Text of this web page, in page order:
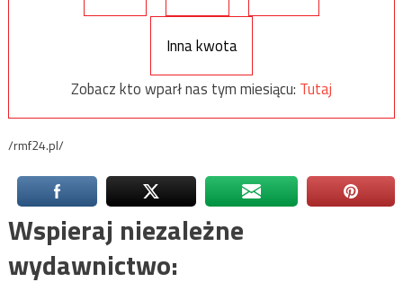
Inna kwota
Zobacz kto wparł nas tym miesiącu: Tutaj
/rmf24.pl/
Wspieraj niezależne
wydawnictwo: